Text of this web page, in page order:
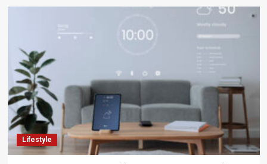
Lifestyle